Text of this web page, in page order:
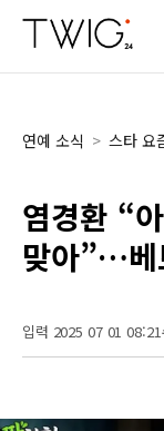
연예 소식 > 스타 요
염경환 “
맞아”…베
입력 2025 07 01 08:21